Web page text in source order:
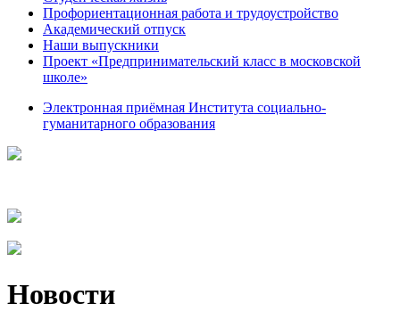
Профориентационная работа и трудоустройство
Академический отпуск
Наши выпускники
Проект «Предпринимательский класс в московской
школе»
Электронная приёмная Института социально-
гуманитарного образования
Новости